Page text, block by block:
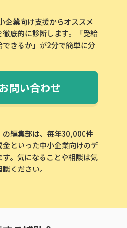
企業向け支援からオススメ
底的に診断します。「受給
きるか」が2分で簡単に分
お問い合わせ
の編集部は、毎年30,000件
といった中小企業向けのデ
。気になることや相談は気
ください。